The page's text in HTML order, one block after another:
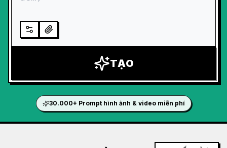
TẠO
30.000+ Prompt hình ảnh & video miễn phí